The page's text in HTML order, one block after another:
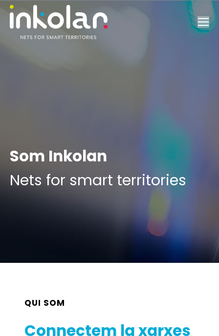
Som Inkolan
Nets for smart territories
QUI SOM
Connectem la xarxes